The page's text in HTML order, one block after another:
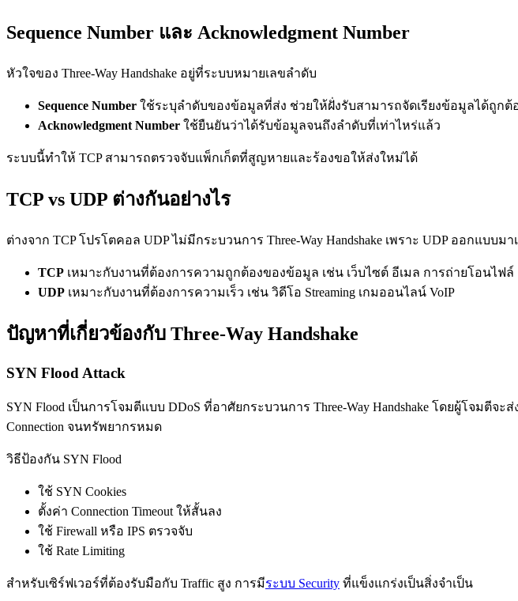
Sequence Number และ Acknowledgment Number
หัวใจของ Three-Way Handshake อยู่ที่ระบบหมายเลขลำดับ
Sequence Number ใช้ระบุลำดับของข้อมูลที่ส่ง ช่วยให้ฝั่งรับสามารถจัดเรียงข้อมูลได้ถูกต้
Acknowledgment Number ใช้ยืนยันว่าได้รับข้อมูลจนถึงลำดับที่เท่าไหร่แล้ว
ระบบนี้ทำให้ TCP สามารถตรวจจับแพ็กเก็ตที่สูญหายและร้องขอให้ส่งใหม่ได้
TCP vs UDP ต่างกันอย่างไร
ต่างจาก TCP โปรโตคอล UDP ไม่มีกระบวนการ Three-Way Handshake เพราะ UDP ออกแบบ
TCP เหมาะกับงานที่ต้องการความถูกต้องของข้อมูล เช่น เว็บไซต์ อีเมล การถ่ายโอนไฟล์
UDP เหมาะกับงานที่ต้องการความเร็ว เช่น วิดีโอ Streaming เกมออนไลน์ VoIP
ปัญหาที่เกี่ยวข้องกับ Three-Way Handshake
SYN Flood Attack
SYN Flood เป็นการโจมตีแบบ DDoS ที่อาศัยกระบวนการ Three-Way Handshake โดยผู้โจมตีจ
Connection จนทรัพยากรหมด
วิธีป้องกัน SYN Flood
ใช้ SYN Cookies
ตั้งค่า Connection Timeout ให้สั้นลง
ใช้ Firewall หรือ IPS ตรวจจับ
ใช้ Rate Limiting
สำหรับเซิร์ฟเวอร์ที่ต้องรับมือกับ Traffic สูง การมีระบบ Security ที่แข็งแกร่งเป็นสิ่งจำเป็น